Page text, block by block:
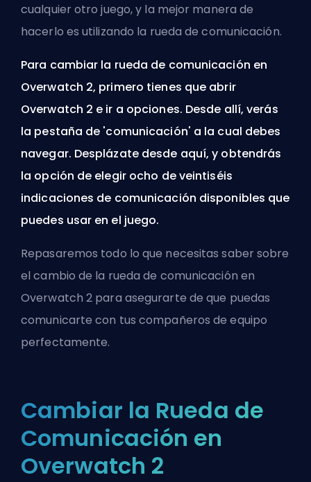
cualquier otro juego, y la mejor manera de
hacerlo es utilizando la rueda de comunicación.
Para cambiar la rueda de comunicación en
Overwatch 2, primero tienes que abrir
Overwatch 2 e ir a opciones. Desde allí, verás
la pestaña de 'comunicación' a la cual debes
navegar. Desplázate desde aquí, y obtendrás
la opción de elegir ocho de veintiséis
indicaciones de comunicación disponibles que
puedes usar en el juego.
Repasaremos todo lo que necesitas saber sobre
el cambio de la rueda de comunicación en
Overwatch 2 para asegurarte de que puedas
comunicarte con tus compañeros de equipo
perfectamente.
Cambiar la Rueda de
Comunicación en
Overwatch 2